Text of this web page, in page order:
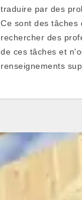
traduire par des
Ce sont des tâches
rechercher des
de ces tâches et
renseignements